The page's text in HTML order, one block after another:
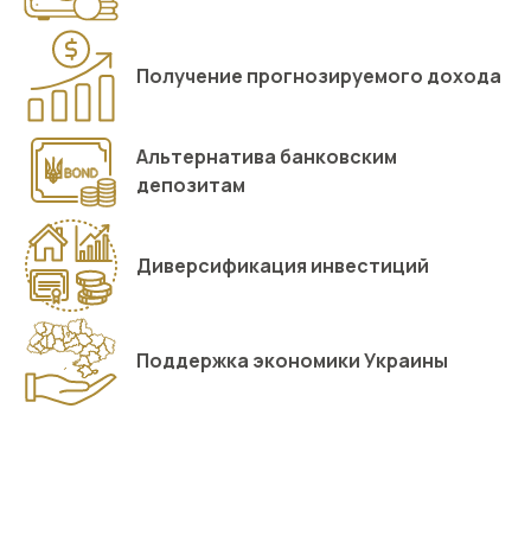
Получение прогнозируемого дохода
Альтернатива банковским
депозитам
Диверсификация инвестиций
Поддержка экономики Украины